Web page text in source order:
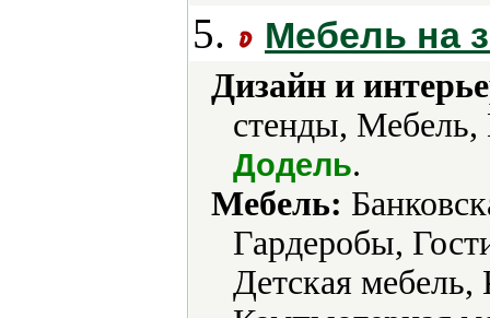
5. Мебель на
Дизайн и
стенды,
Додель.
Мебель:
Гардеробы,
Детская